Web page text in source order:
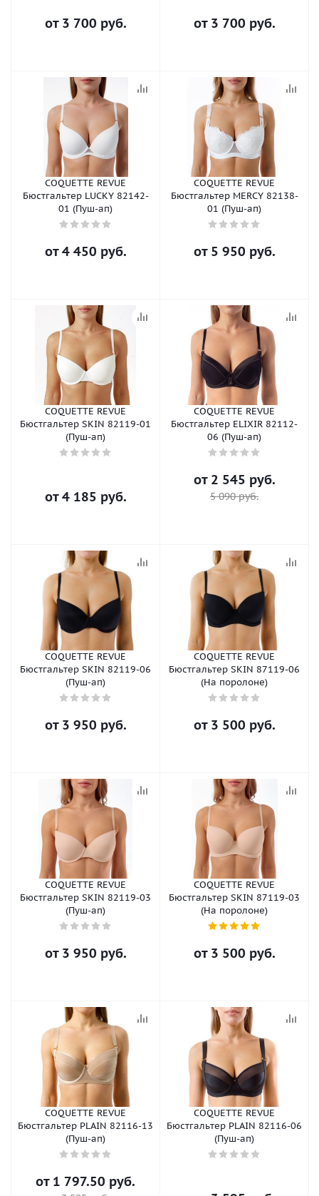
от 3 700 руб. от 3 700 руб.
COQUETTE REVUE
Бюстгальтер LUCKY 82142-
01 (Пуш-ап)
от4 450 руб.
COQUETTE REVUE
Бюстгальтер MERCY 82138-
01 (Пуш-ап)
от 5 950 руб.
COQUETTE REVUE
Бюстгальтер SKIN 82119-01
(Пуш-ап)
от4 185 руб.
COQUETTE REVUE
Бюстгальтер ELIXIR 82112-
06 (Пуш-ап)
от 2 545 руб.
5 090 руб.
COQUETTE REVUE
Бюстгальтер SKIN 82119-06
(Пуш-ап)
от 3 950 руб.
COQUETTE REVUE
Бюстгальтер SKIN 87119-06
(На поролоне)
от 3 500 руб.
COQUETTE REVUE
Бюстгальтер SKIN 82119-03
(Пуш-ап)
от 3 950 руб.
COQUETTE REVUE
Бюстгальтер SKIN 87119-03
(На поролоне)
от 3 500 руб.
COQUETTE REVUE
Бюстгальтер PLAIN 82116-13
(Пуш-ап)
от 1 797.50 руб.
COQUETTE REVUE
Бюстгальтер PLAIN 82116-06
(Пуш-ап)